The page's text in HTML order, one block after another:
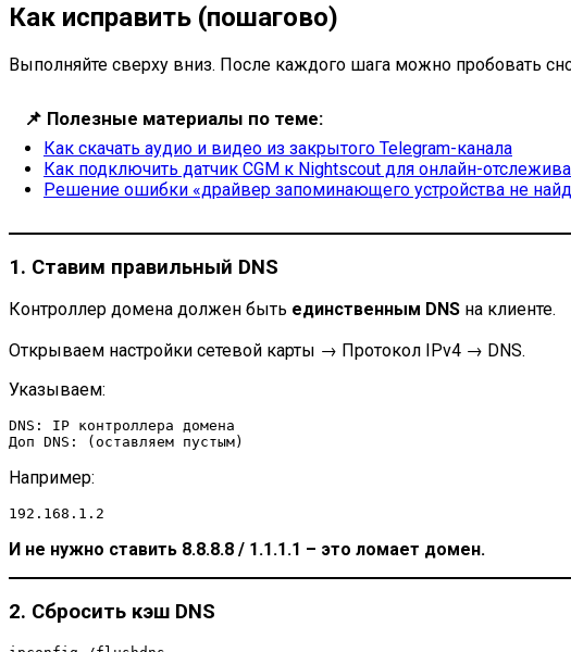
Как исправить (пошагово)
Выполняйте сверху вниз. После каждого шага можно пробовать
📌 Полезные материалы по теме:
Как скачать аудио и видео из закрытого Telegram-канала
Как подключить датчик CGM к Nightscout для онлайн-
Решение ошибки «драйвер запоминающего устройства не
1. Ставим правильный DNS
Контроллер домена должен быть единственным DNS на клиенте.
Открываем настройки сетевой карты → Протокол IPv4 → DNS.
Указываем:
DNS: IP контроллера домена
Например:
И не нужно ставить 8.8.8.8 / 1.1.1.1 – это ломает домен.
2. Сбросить кэш DNS